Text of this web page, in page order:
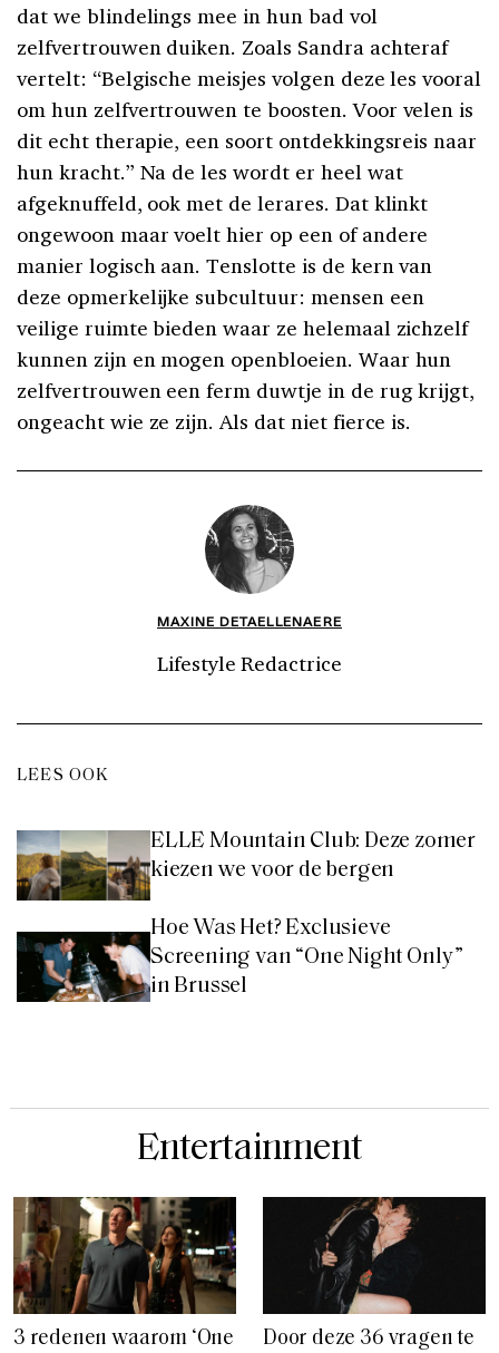
dat we blindelings mee in hun bad vol
zelfvertrouwen duiken. Zoals Sandra achteraf
vertelt: “Belgische meisjes volgen deze les vooral
om hun zelfvertrouwen te boosten. Voor velen is
dit echt therapie, een soort ontdekkingsreis naar
hun kracht.” Na de les wordt er heel wat
afgeknuffeld, ook met de lerares. Dat klinkt
ongewoon maar voelt hier op een of andere
manier logisch aan. Tenslotte is de kern van
deze opmerkelijke subcultuur: mensen een
veilige ruimte bieden waar ze helemaal zichzelf
kunnen zijn en mogen openbloeien. Waar hun
zelfvertrouwen een ferm duwtje in de rug krijgt,
ongeacht wie ze zijn. Als dat niet fierce is.
MAXINE DETAELLENAERE
Lifestyle Redactrice
LEES OOK
ELLE Mountain Club: Deze zomer
kiezen we voor de bergen
Hoe Was Het? Exclusieve
Screening van “One Night Only”
in Brussel
Entertainment
3 redenen waarom ‘One Door deze 36 vragen te